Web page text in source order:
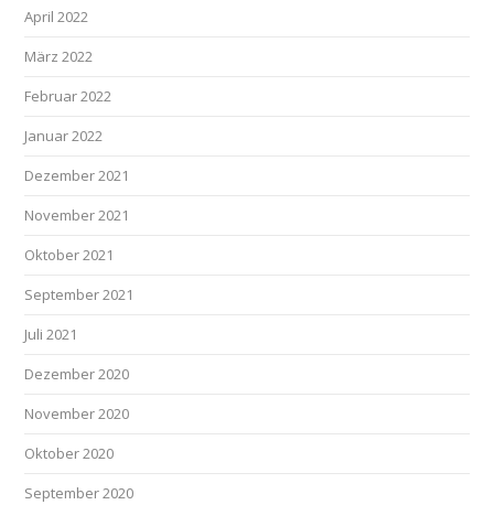
April 2022
März 2022
Februar 2022
Januar 2022
Dezember 2021
November 2021
Oktober 2021
September 2021
Juli 2021
Dezember 2020
November 2020
Oktober 2020
September 2020